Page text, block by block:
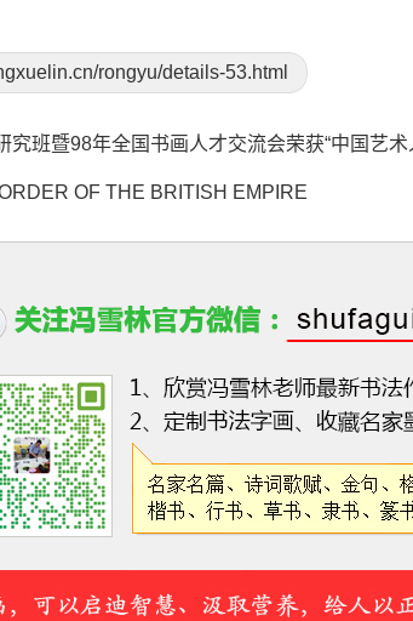
rongyu/details-53.html
究班暨98年全国书画人才交流会荣获“中国艺术
OF THE BRITISH EMPIRE